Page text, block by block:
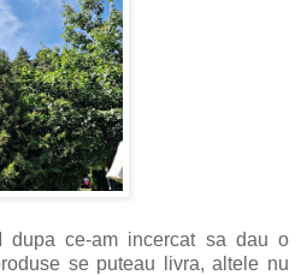
ce-am incercat sa dau o
se puteau livra, altele nu